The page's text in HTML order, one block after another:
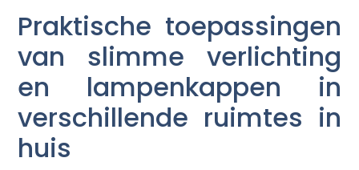
Praktische toepassingen
van slimme verlichting
en lampenkappen in
verschillende ruimtes in
huis